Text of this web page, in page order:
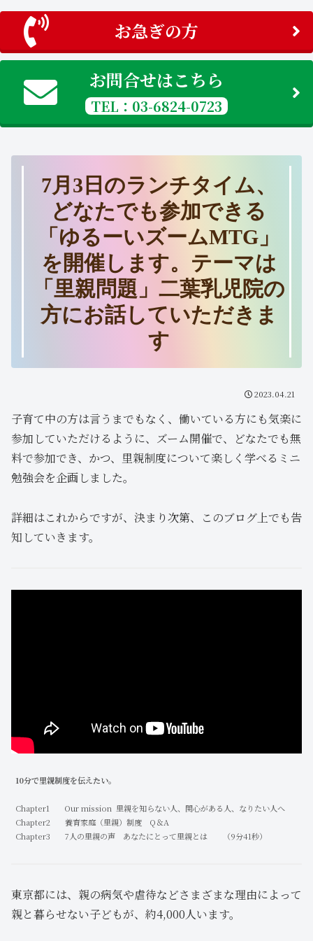
お急ぎの方
お問合せはこちら
TEL：03-6824-0723
7月3日のランチタイム、
どなたでも参加できる
「ゆるーいズームMTG」
を開催します。テーマは
「里親問題」二葉乳児院の
方にお話していただきま
す
2023.04.21
子育て中の方は言うまでもなく、働いている方にも気楽に
参加していただけるように、ズーム開催で、どなたでも無
料で参加でき、かつ、里親制度について楽しく学べるミニ
勉強会を企画しました。
詳細はこれからですが、決まり次第、このブログ上でも告
知していきます。
10分で里親制度を伝えたい。
Chapter1 Our mission 里親を知らない人、関心がある人、なりたい人へ
Chapter2 養育家庭（里親）制度 Q＆A
Chapter3 7人の里親の声 あなたにとって里親とは （9分41秒）
東京都には、親の病気や虐待などさまざまな理由によって
親と暮らせない子どもが、約4,000人います。